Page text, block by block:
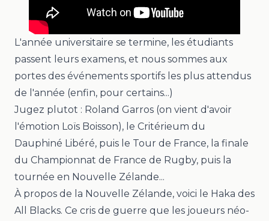
L'année universitaire se termine, les étudiants
passent leurs examens, et nous sommes aux
portes des événements sportifs les plus attendus
de l'année (enfin, pour certains...)
Jugez plutot : Roland Garros (on vient d'avoir
l'émotion Loïs Boisson), le Critérieum du
Dauphiné Libéré, puis le Tour de France, la finale
du Championnat de France de Rugby, puis la
tournée en Nouvelle Zélande...
À propos de la Nouvelle Zélande, voici le Haka des
All Blacks. Ce cris de guerre que les joueurs néo-